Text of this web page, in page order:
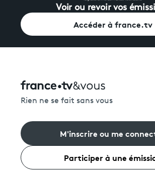
Voir ou revoir vos
Accéder à france.tv
Rien ne se fait sans vous
M'inscrire ou me
Participer à une